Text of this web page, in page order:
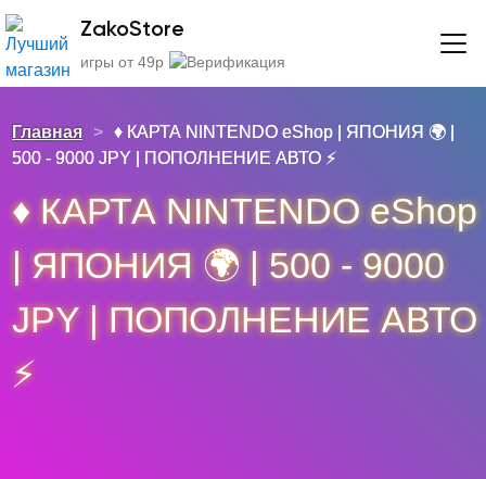
ZakoStore
игры от 49р
Главная > ♦️ КАРТА NINTENDO eShop | ЯПОНИЯ 🌍 |
500 - 9000 JPY | ПОПОЛНЕНИЕ АВТО ⚡
♦️ КАРТА NINTENDO eShop
| ЯПОНИЯ 🌍 | 500 - 9000
JPY | ПОПОЛНЕНИЕ АВТО
⚡